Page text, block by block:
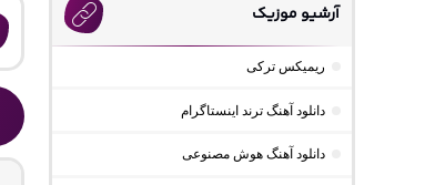
آرشیو موزیک
ریمیکس ترکی
دانلود آهنگ ترند اینستاگرام
دانلود آهنگ هوش مصنوعی